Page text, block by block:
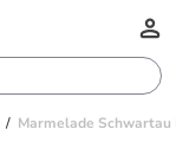
Marmelade Schwartau